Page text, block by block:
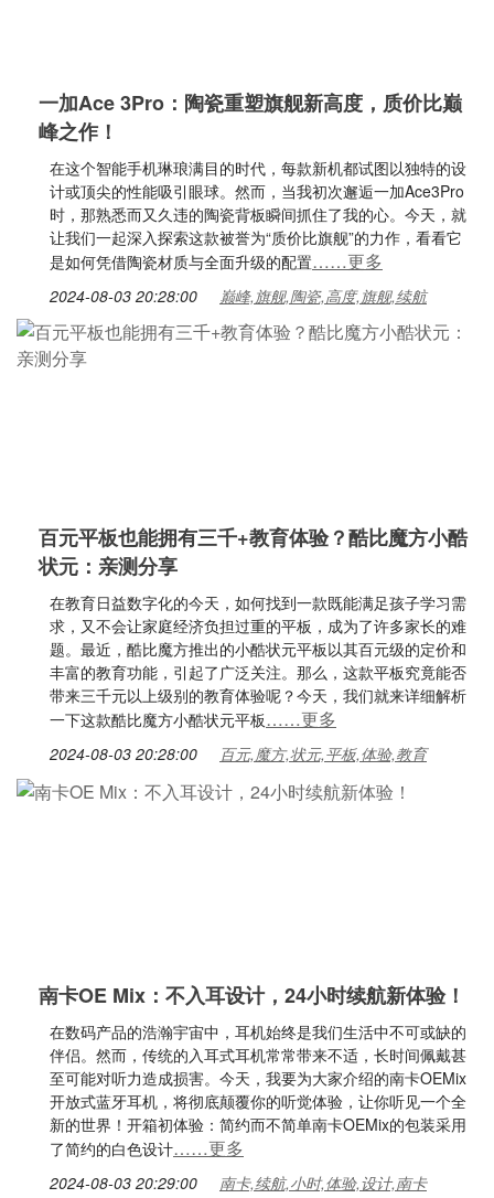
一加Ace 3Pro：陶瓷重塑旗舰新高度，质价比巅
峰之作！
在这个智能手机琳琅满目的时代，每款新机都试图以独特的设
计或顶尖的性能吸引眼球。然而，当我初次邂逅一加Ace3Pro
时，那熟悉而又久违的陶瓷背板瞬间抓住了我的心。今天，就
让我们一起深入探索这款被誉为“质价比旗舰”的力作，看看它
是如何凭借陶瓷材质与全面升级的配置……更多
2024-08-03 20:28:00 巅峰,旗舰,陶瓷,高度,旗舰,续航
百元平板也能拥有三千+教育体验？酷比魔方小酷
状元：亲测分享
在教育日益数字化的今天，如何找到一款既能满足孩子学习需
求，又不会让家庭经济负担过重的平板，成为了许多家长的难
题。最近，酷比魔方推出的小酷状元平板以其百元级的定价和
丰富的教育功能，引起了广泛关注。那么，这款平板究竟能否
带来三千元以上级别的教育体验呢？今天，我们就来详细解析
一下这款酷比魔方小酷状元平板……更多
2024-08-03 20:28:00 百元,魔方,状元,平板,体验,教育
南卡OE Mix：不入耳设计，24小时续航新体验！
在数码产品的浩瀚宇宙中，耳机始终是我们生活中不可或缺的
伴侣。然而，传统的入耳式耳机常常带来不适，长时间佩戴甚
至可能对听力造成损害。今天，我要为大家介绍的南卡OEMix
开放式蓝牙耳机，将彻底颠覆你的听觉体验，让你听见一个全
新的世界！开箱初体验：简约而不简单南卡OEMix的包装采用
了简约的白色设计……更多
2024-08-03 20:29:00 南卡,续航,小时,体验,设计,南卡